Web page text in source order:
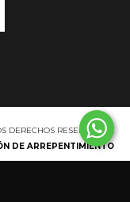
DERECHOS RESERVADOS.
DE ARREPENTIMIENTO